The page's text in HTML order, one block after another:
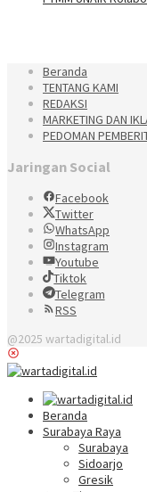
Beranda
TENTANG KAMI
REDAKSI
MARKETING DAN
PEDOMAN
Jaringan Social
Facebook
Twitter
WhatsApp
Instagram
Youtube
Tiktok
Telegram
RSS
@2025 wartadigital.id
Beranda
Surabaya Raya
Surabaya
Sidoarjo
Gresik